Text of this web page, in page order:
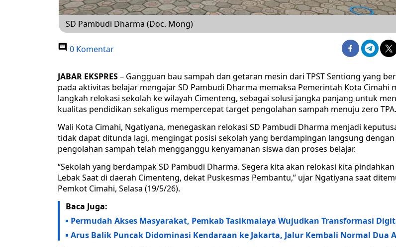
SD Pambudi Dharma (Doc. Mong)
0 Komentar
JABAR EKSPRES– Gangguan bau sampah dan getaran mesin dari TPST Sentiong yang
pada aktivitas belajar mengajar SD Pambudi Dharma memaksa Pemerintah Kota Cimahi
langkah relokasi sekolah ke wilayah Cimenteng, sebagai solusi jangka panjang untuk
kualitas pendidikan sekaligus mempercepat target pengolahan sampah menuju zero TPA.
Wali Kota Cimahi, Ngatiyana, menegaskan relokasi SD Pambudi Dharma menjadi
tidak dapat ditunda lagi, mengingat posisi sekolah yang berdampingan langsung
pengolahan sampah telah mengganggu kenyamanan siswa dan proses belajar.
“Sekolah yang berdampak SD Pambudi Dharma. Segera kita akan relokasi kita
Lebak Saat di daerah Cimenteng, dekat Puskesmas Pembantu,” ujar Ngatiyana saat
Pemkot Cimahi, Selasa (19/5/26).
Baca Juga:
Permudah Akses Masyarakat, Pemkab Tasikmalaya Wujudkan Transformasi
Arus Balik Puncak Didominasi Kendaraan ke Jakarta, Jalur Kembali Normal Dua